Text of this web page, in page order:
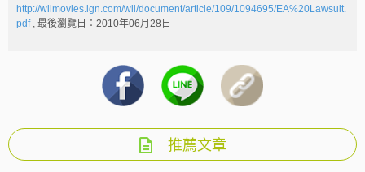
http://wiimovies.ign.com/wii/document/article/109/1094695/EA%20Lawsuit.
pdf, 最後瀏覽日：2010年06月28日
推薦文章